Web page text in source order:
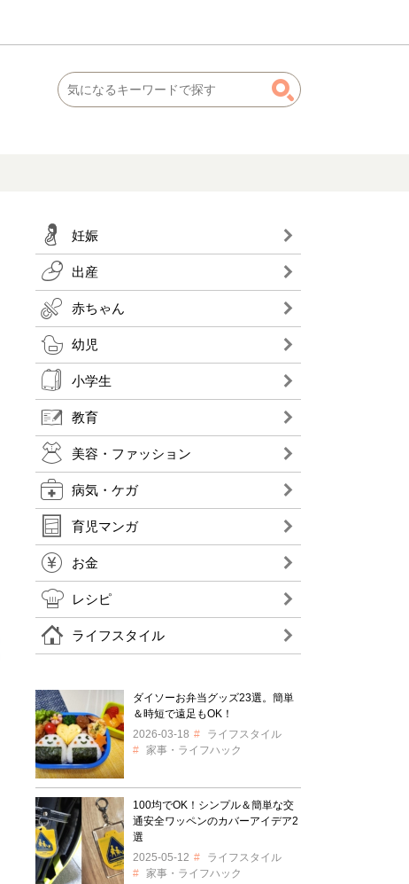
妊娠
出産
赤ちゃん
幼児
小学生
教育
美容・ファッション
病気・ケガ
育児マンガ
お金
レシピ
ライフスタイル
ダイソーお弁当グッズ23選。簡単
＆時短で遠足もOK！
2026-03-18
ライフスタイル
家事・ライフハック
100均でOK！シンプル＆簡単な交
通安全ワッペンのカバーアイデア2
選
2025-05-12
ライフスタイル
家事・ライフハック